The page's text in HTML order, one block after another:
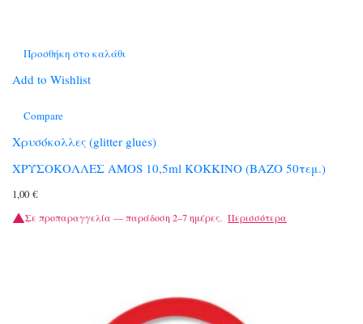
Προσθήκη στο καλάθι
Add to Wishlist
Compare
Χρυσόκολλες (glitter glues)
ΧΡΥΣΟΚΟΛΛΕΣ ΑΜΟS 10,5ml ΚΟΚΚΙΝΟ (ΒΑΖΟ 50τεμ.)
1,00 €
Σε προπαραγγελία — παράδοση 2–7 ημέρες. Περισσότερα